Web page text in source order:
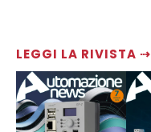
LEGGI LA RIVISTA ⇢